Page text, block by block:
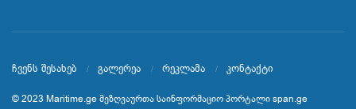
ჩვენს შესახებ გალერეა რეკლამა კონტაქტი
© 2023 Maritime.geმეზღვაურთა საინფორმაციო პორტალიspan.ge